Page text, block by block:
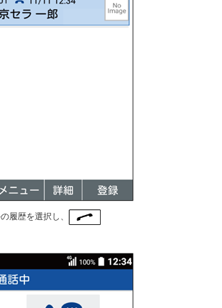
履歴を選択し、